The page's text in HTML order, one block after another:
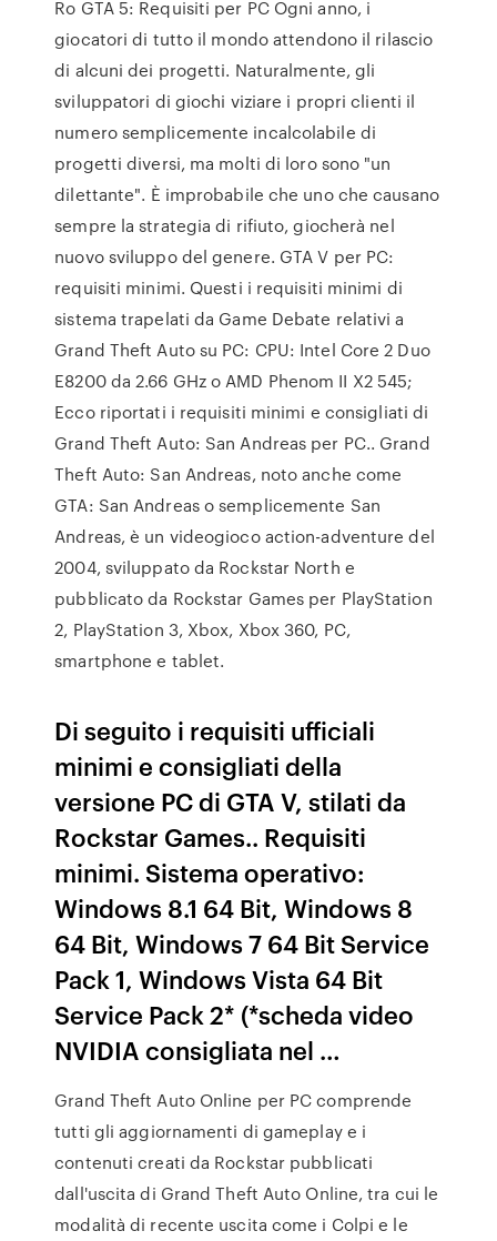
Ro GTA 5: Requisiti per PC Ogni anno, i
giocatori di tutto il mondo attendono il rilascio
di alcuni dei progetti. Naturalmente, gli
sviluppatori di giochi viziare i propri clienti il
numero semplicemente incalcolabile di
progetti diversi, ma molti di loro sono "un
dilettante". È improbabile che uno che causano
sempre la strategia di rifiuto, giocherà nel
nuovo sviluppo del genere. GTA V per PC:
requisiti minimi. Questi i requisiti minimi di
sistema trapelati da Game Debate relativi a
Grand Theft Auto su PC: CPU: Intel Core 2 Duo
E8200 da 2.66 GHz o AMD Phenom II X2 545;
Ecco riportati i requisiti minimi e consigliati di
Grand Theft Auto: San Andreas per PC.. Grand
Theft Auto: San Andreas, noto anche come
GTA: San Andreas o semplicemente San
Andreas, è un videogioco action-adventure del
2004, sviluppato da Rockstar North e
pubblicato da Rockstar Games per PlayStation
2, PlayStation 3, Xbox, Xbox 360, PC,
smartphone e tablet.
Di seguito i requisiti ufficiali
minimi e consigliati della
versione PC di GTA V, stilati da
Rockstar Games.. Requisiti
minimi. Sistema operativo:
Windows 8.1 64 Bit, Windows 8
64 Bit, Windows 7 64 Bit Service
Pack 1, Windows Vista 64 Bit
Service Pack 2* (*scheda video
NVIDIA consigliata nel …
Grand Theft Auto Online per PC comprende
tutti gli aggiornamenti di gameplay e i
contenuti creati da Rockstar pubblicati
dall'uscita di Grand Theft Auto Online, tra cui le
modalità di recente uscita come i Colpi e le